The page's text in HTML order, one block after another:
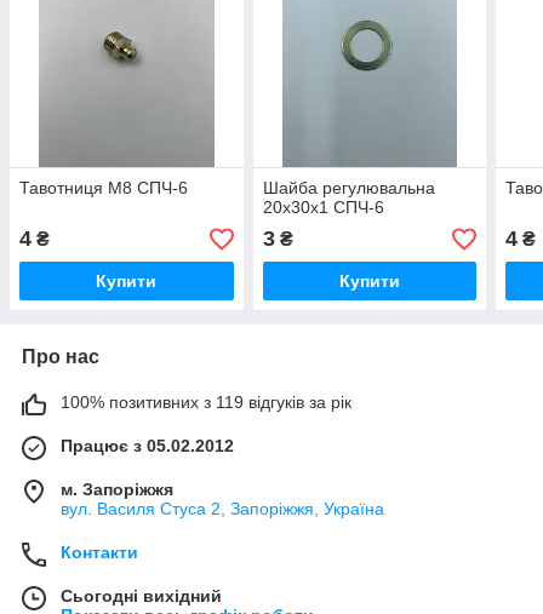
Тавотниця М8 СПЧ-6
4 ₴
Купити
Шайба регулювальна
20х30х1 СПЧ-6
3₴
Купити
4 ₴
Про нас
100% позитивних з 119 відгуків за рік
Працює з 05.02.2012
м. Запоріжжя
вул. Василя Стуса 2, Запоріжжя, Україна
Контакти
Сьогодні вихідний